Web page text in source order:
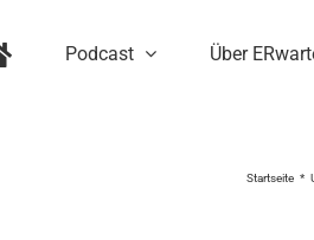
Podcast Über
Startseite